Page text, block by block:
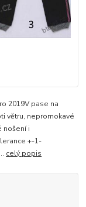
2019V pase na
větru, nepromokavé
nošení i
+-1-
celý popis